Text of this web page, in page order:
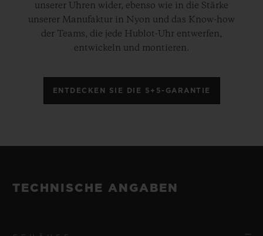
unserer Uhren wider, ebenso wie in die Stärke
unserer Manufaktur in Nyon und das Know-how
der Teams, die jede Hublot-Uhr entwerfen,
entwickeln und montieren.
ENTDECKEN SIE DIE 5+5-GARANTIE
TECHNISCHE ANGABEN